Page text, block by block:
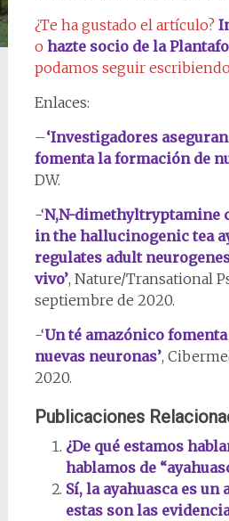
¿Te ha gustado el artículo?
o hazte socio de la
podamos seguir
Enlaces:
–‘Investigadores
fomenta la formación de
DW.
-‘N,N-dimethyltryptamine
in the hallucinogenic tea
regulates adult
vivo’, Nature/Transational
septiembre de 2020.
-‘Un té amazónico
nuevas neuronas’,
2020.
Publicaciones
¿De qué estamos
hablamos de
Sí, la ayahuasca es
estas son las